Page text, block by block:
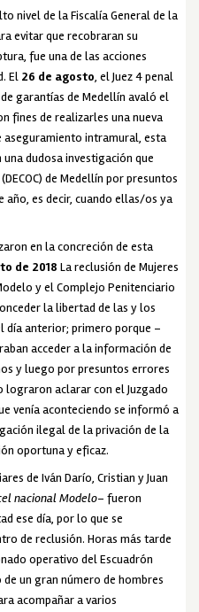
nivel de la Fiscalía General de la
evitar que recobraran su
fue una de las acciones
El 26 de agosto, el Juez 4 penal
garantías de Medellín avaló el
fines de realizarles una nueva
aseguramiento intramural, esta
dudosa investigación que
de Medellín por presuntos
año, es decir, cuando ellas/os ya
en la concreción de esta
de 2018La reclusión de Mujeres
y el Complejo Penitenciario
la libertad de las y los
día anterior; primero porque –
acceder a la información de
y luego por presuntos errores
lograron aclarar con el Juzgado
venía aconteciendo se informó a
ilegal de la privación de la
oportuna y eficaz.
de Iván Darío, Cristian y Juan
nacional Modelo– fueron
ese día, por lo que se
de reclusión. Horas más tarde
operativo del Escuadrón
un gran número de hombres
acompañar a varios